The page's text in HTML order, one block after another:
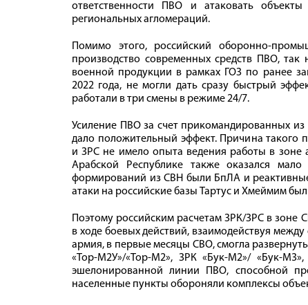
ответственности ПВО и атаковать
региональных агломераций.
Помимо этого, российский оборонно-
производство современных средств ПВО,
военной продукции в рамках ГОЗ по ранее
2022 года, не могли дать сразу быстрый
работали в три смены в режиме 24/7.
Усиление ПВО за счет прикомандированных
дало положительный эффект. Причина такого
и ЗРС не имело опыта ведения работы в зоне
Арабской Республике также оказался
формирований из СВН были БпЛА и
атаки на российские базы Тартус и Хмеймим
Поэтому российским расчетам ЗРК/ЗРС в зоне
в ходе боевых действий, взаимодействуя
армия, в первые месяцы СВО, смогла
«Тор-М2У»/«Тор-М2», ЗРК «Бук-М2»/ «Бук-
эшелонированной линии ПВО, способной
населенные пункты обороняли комплексы